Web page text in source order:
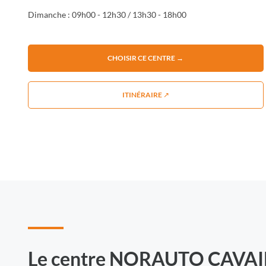
Dimanche : 09h00 - 12h30 / 13h30 - 18h00
CHOISIR CE CENTRE →
ITINÉRAIRE ↗
Le centre NORAUTO